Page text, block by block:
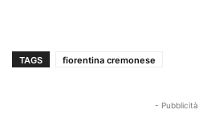
TAGS fiorentina cremonese
-